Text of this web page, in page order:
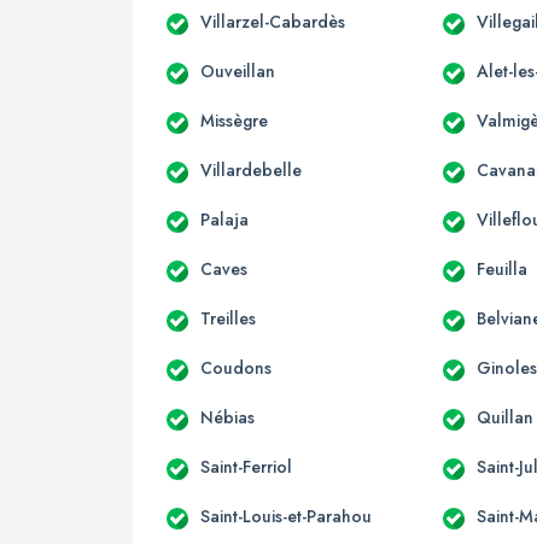
Villarzel-Cabardès
Ouveillan Alet-
Missègre
Villardebelle
Palaja
Caves Feuilla
Treilles
Coudons Ginoles
Nébias Quillan
Saint-Ferriol Saint-
Saint-Louis-et-Parahou Saint-